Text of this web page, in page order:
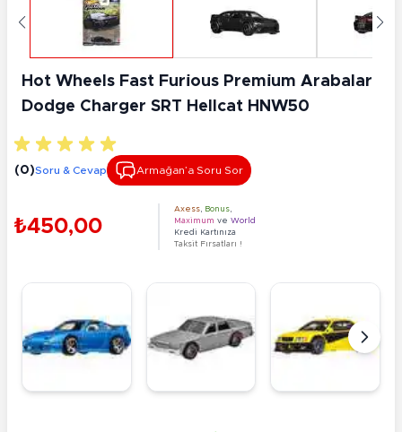
Hot Wheels Fast Furi̇ous Premi̇um Arabalar
Dodge Charger SRT Hellcat HNW50
(0)Soru & Cevap Armağan’a Soru Sor
₺450,00
Axess Bonus
Maximum ve World
Kredi Kartınıza
Taksit Fırsatları !